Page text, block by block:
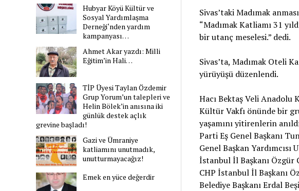
Hubyar Köyü Kültür ve
Sosyal Yardımlaşma
Derneği‘nden yardım
kampanyası…
Ahmet Akar yazdı: Milli
Eğitim’in Hali…
TİP Üyesi Taylan Özdemir
Grup Yorum’un talepleri ve
Helin Bölek’in anısına iki
günlük destek açlık
grevine başladı!
Gazi ve Ümraniye
katliamını unutmadık,
unutturmayacağız!
Emek en yüce değerdir
Sivas’taki Madımak
“Madımak Katliamı 31
bir utanç meselesi.” dedi.
Sivas’ta, Madımak Oteli
yürüyüşü düzenlendi.
Hacı Bektaş Veli
Kültür Vakfı önünde bir
yaşamını yitirenlerin
Parti Eş Genel Başkanı
Genel Başkan
İstanbul İl Başkanı Özgür
CHP İstanbul İl Başkanı
Belediye Başkanı Erdal